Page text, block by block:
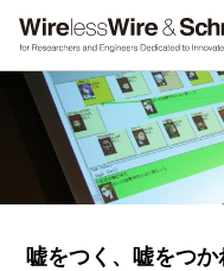
嘘をつく、嘘をつ